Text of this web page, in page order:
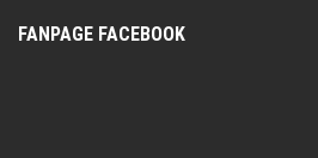
FANPAGE FACEBOOK